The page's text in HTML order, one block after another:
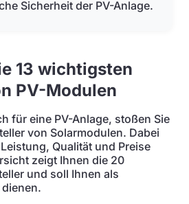
Sicherheit der PV-Anlage.
13 wichtigsten
PV-Modulen
für eine PV-Anlage, stoßen Sie
von Solarmodulen. Dabei
Qualität und Preise
zeigt Ihnen die 20
und soll Ihnen als